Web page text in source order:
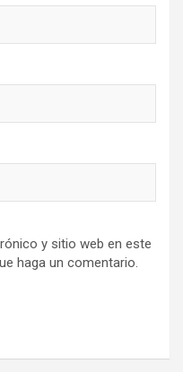
y sitio web en este
haga un comentario.